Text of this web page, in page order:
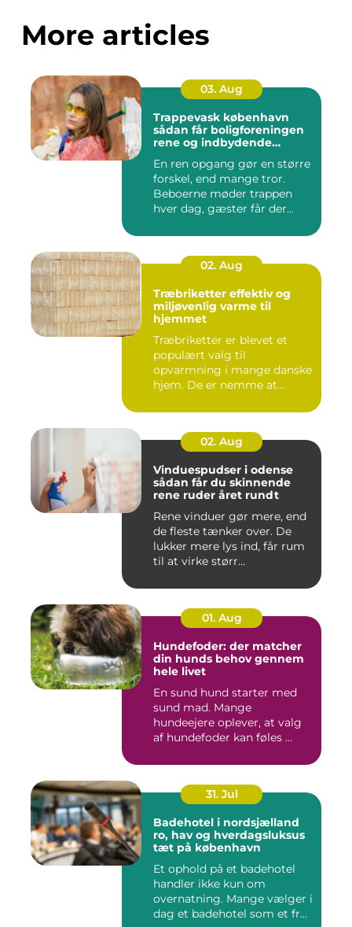
More articles
03. Aug
Trappevask københavn
sådan får boligforeningen
rene og indbydende
En ren opgang gør en større
forskel, end mange tror.
Beboerne møder trappen
hver dag, gæster får der...
02. Aug
Træbriketter effektiv og
miljøvenlig varme til
hjemmet
Træbriketter er blevet et
populært valg til
opvarmning i mange danske
hjem. De er nemme at
02. Aug
Vinduespudser i odense
sådan får du skinnende
rene ruder året rundt
Rene vinduer gør mere, end
de fleste tænker over. De
lukker mere lys ind, får rum
til at virke størr...
01. Aug
Hundefoder: der matcher
din hunds behov gennem
hele livet
En sund hund starter med
sund mad. Mange
hundeejere oplever, at valg
af hundefoder kan føles ...
31. Jul
Badehotel i nordsjælland
ro, hav og hverdagsluksus
tæt på københavn
Et ophold på et badehotel
handler ikke kun om
overnatning. Mange vælger i
dag et badehotel som et fr...